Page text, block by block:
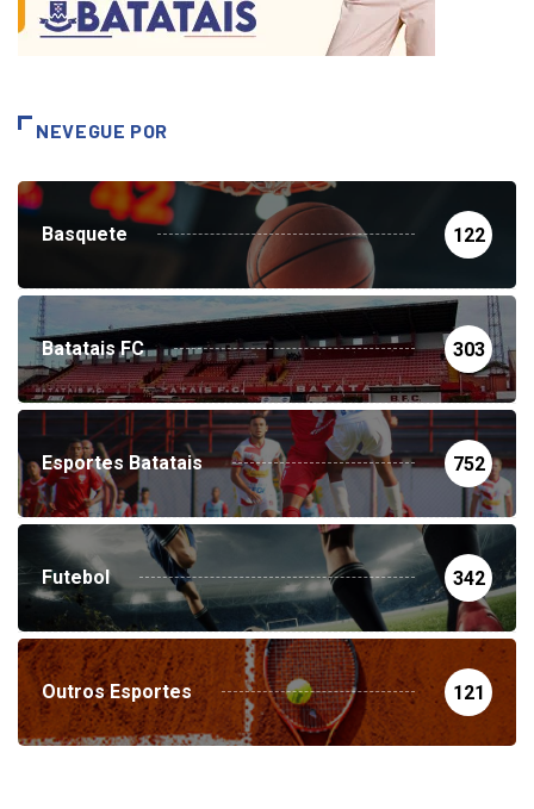
NEVEGUE POR
Basquete 122
Batatais FC 303
Esportes Batatais 752
Futebol 342
Outros Esportes 121